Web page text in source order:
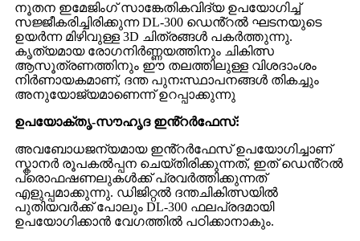
നൂതന ഇമേജിംഗ് സാങ്കേതികവിദ്യ ഉപയോഗിച്ച്
സജ്ജീകരിച്ചിരിക്കുന്ന DL-300 ഡെൻ്റൽ ഘടനയുടെ
ഉയർന്ന മിഴിവുള്ള 3D ചിത്രങ്ങൾ പകർത്തുന്നു.
കൃത്യമായ രോഗനിർണ്ണയത്തിനും ചികിത്സ
ആസൂത്രണത്തിനും ഈ തലത്തിലുള്ള വിശദാംശം
നിർണായകമാണ്, ദന്ത പുനഃസ്ഥാപനങ്ങൾ തികച്ചും
അനുയോജ്യമാണെന്ന് ഉറപ്പാക്കുന്നു
ഉപയോക്തൃ-സൗഹൃദ ഇൻ്റർഫേസ്:
അവബോധജന്യമായ ഇൻ്റർഫേസ് ഉപയോഗിച്ചാണ്
സ്കാനർ രൂപകൽപ്പന ചെയ്തിരിക്കുന്നത്, ഇത് ഡെൻ്റൽ
പ്രൊഫഷണലുകൾക്ക് പ്രവർത്തിക്കുന്നത്
എളുപ്പമാക്കുന്നു. ഡിജിറ്റൽ ദന്തചികിത്സയിൽ
പുതിയവർക്ക് പോലും DL-300 ഫലപ്രദമായി
ഉപയോഗിക്കാൻ വേഗത്തിൽ പഠിക്കാനാകും.